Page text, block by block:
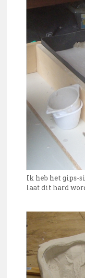
Ik heb het gips-
laat dit hard